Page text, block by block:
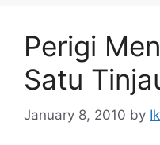
Perigi
Satu
January 8, 2010 by